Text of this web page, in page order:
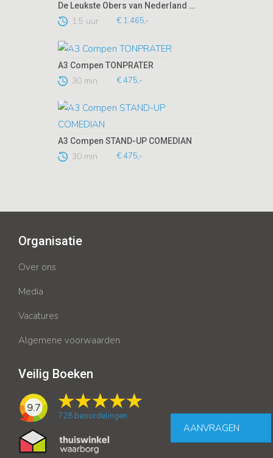
De Leukste Obers van Nederland Show
1,5 uur € 1.465,-
A3 Compen TONPRATER
30 min € 475,-
A3 Compen STAND-UP COMEDIAN
30 min € 475,-
AANVRAGEN
Organisatie
Over ons
Media
Vacatures
Algemene voorwaarden
Veilig Boeken
9.7
728 beoordelingen